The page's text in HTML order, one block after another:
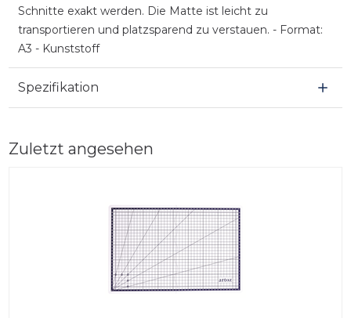
Schnitte exakt werden. Die Matte ist leicht zu
transportieren und platzsparend zu verstauen. - Format:
A3 - Kunststoff
Spezifikation
Zuletzt angesehen